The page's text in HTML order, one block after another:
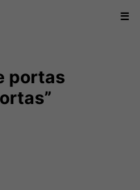
☰
portas